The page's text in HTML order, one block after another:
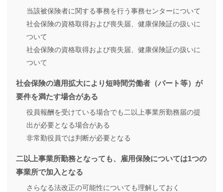
当該被保険者に関する事務を行う事務センターについて
社会保険の資格取得および喪失届、健康保険証の扱いに
ついて
社会保険の資格取得および喪失届、健康保険証の扱いに
ついて
社会保険の適用拡大により短時間労働者（パート等）が
要件を満たす場合がある
役員報酬を受けている場合でも二以上事業所勤務届の提
出が必要となる場合がある
非常勤役員では判断が必要となる
二以上事業所勤務となっても、雇用保険については1つの
事業所で加入となる
さらなる法改正の可能性についても理解しておく